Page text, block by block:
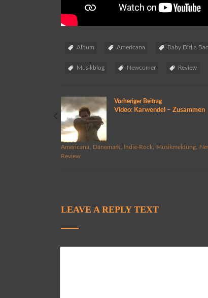
Album Americana Baby Did a
Musikblog Newcomer Review
Vorheriger Beitrag
Video: Karwendel – Zusammen
Americana, Dänemark, Indie-Rock, Musikmeldung,
Review
LEAVE A REPLY TEXT